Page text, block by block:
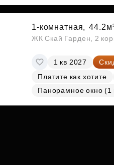
1-комнатная,
ЖК Скай Гарден, 2
1 кв 2027
Платите как хотите
Панорамное окно (1